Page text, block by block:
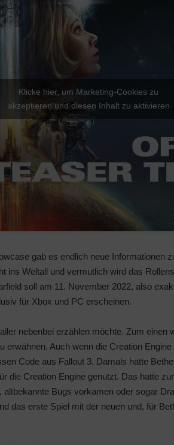
Klicke hier, um Marketing-Cookies zu
akzeptieren und diesen Inhalt zu aktivieren
gab es endlich neue Informationen
ins Weltall und vermutlich wird das
soll am 11. November 2022, also
für Xbox und PC erscheinen.
nebenbei erzählen möchte. Zum einen
erwähnen. Auch wenn die Creation
Code aus Fallout 3. Damals hatte
die Creation Engine genutzt. Das hatte
altbekannte Bugs vorkamen oder sogar
das erste Spiel mit der neuen und, für